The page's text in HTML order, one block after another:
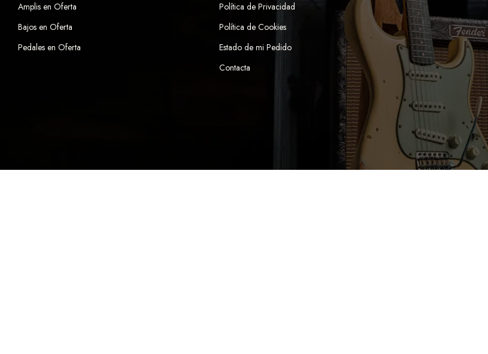
Amplis en Oferta
Bajos en Oferta
Pedales en Oferta
Política de Privacidad
Política de Cookies
Estado de mi Pedido
Contacta